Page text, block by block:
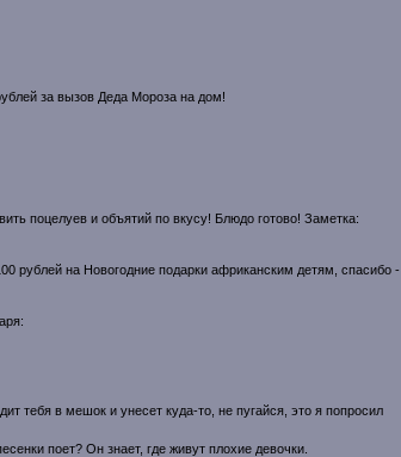
за вызов Деда Мороза на дом!
поцелуев и объятий по вкусу! Блюдо готово! Заметка:
рублей на Новогодние подарки африканским детям, спасибо -
тебя в мешок и унесет куда-то, не пугайся, это я попросил
поет? Он знает, где живут плохие девочки.